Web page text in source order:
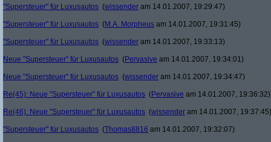
"Supersteuer" für Luxusautos (wissender am 14.01.2007, 19:29:47)
"Supersteuer" für Luxusautos (M.A. Morpheus am 14.01.2007, 19:31:45)
"Supersteuer" für Luxusautos (wissender am 14.01.2007, 19:33:13)
Neue "Supersteuer" für Luxusautos (Pervasive am 14.01.2007, 19:34:01)
Neue "Supersteuer" für Luxusautos (wissender am 14.01.2007, 19:34:47)
Re(45): Neue "Supersteuer" für Luxusautos (Pervasive am 14.01.2007, 19:36:32)
Re(46): Neue "Supersteuer" für Luxusautos (wissender am 14.01.2007, 19:37:45)
"Supersteuer" für Luxusautos (Thomas8816 am 14.01.2007, 19:32:07)